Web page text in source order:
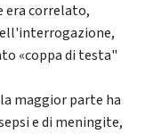
era correlato,
«coppa di testa"
maggior parte ha
e di meningite,